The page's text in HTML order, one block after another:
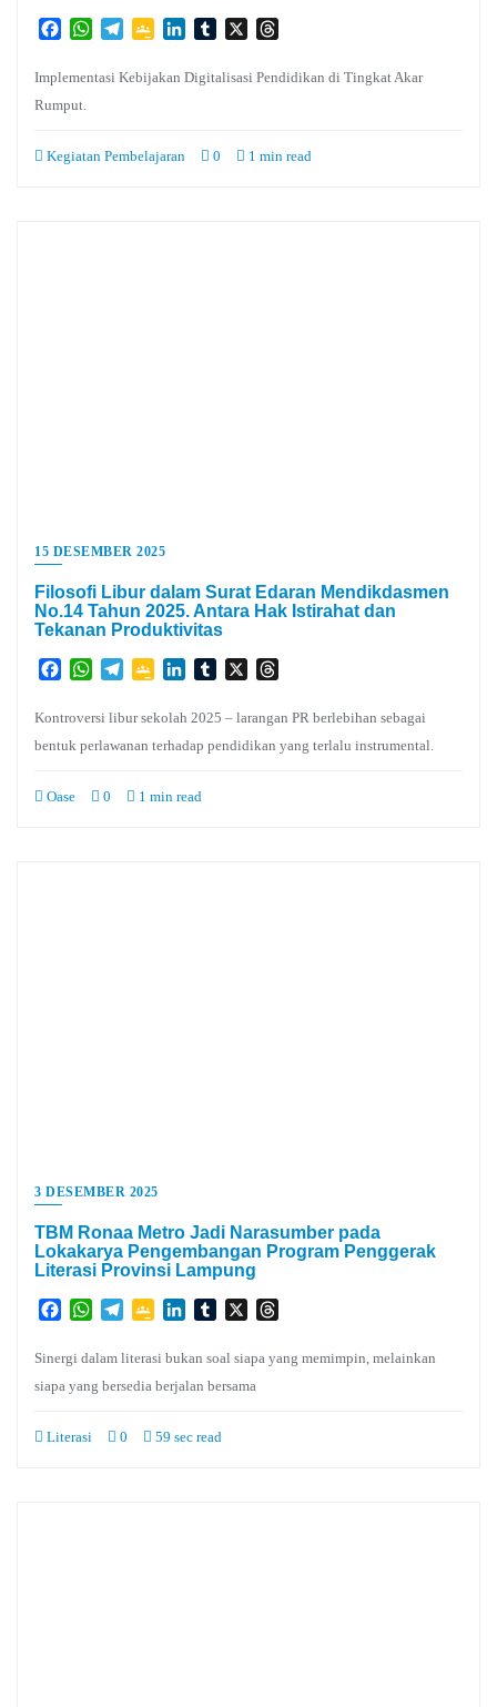
FacebookWhatsApp
TelegramGoogleLinkedInTumblr
X
Implementasi Kebijakan Digitalisasi Pendidikan di Tingkat Akar
Rumput.
Kegiatan Pembelajaran 0 1 min read
15 DESEMBER 2025
Filosofi Libur dalam Surat Edaran Mendikdasmen
No.14 Tahun 2025. Antara Hak Istirahat dan
Tekanan Produktivitas
FacebookWhatsApp
TelegramGoogleLinkedInTumblr
X
Kontroversi libur sekolah 2025 – larangan PR berlebihan sebagai
bentuk perlawanan terhadap pendidikan yang terlalu instrumental.
Oase 0 1 min read
3 DESEMBER 2025
TBM Ronaa Metro Jadi Narasumber pada
Lokakarya Pengembangan Program Penggerak
Literasi Provinsi Lampung
FacebookWhatsApp
TelegramGoogleLinkedInTumblr
X
Sinergi dalam literasi bukan soal siapa yang memimpin, melainkan
siapa yang bersedia berjalan bersama
Literasi 0 59 sec read